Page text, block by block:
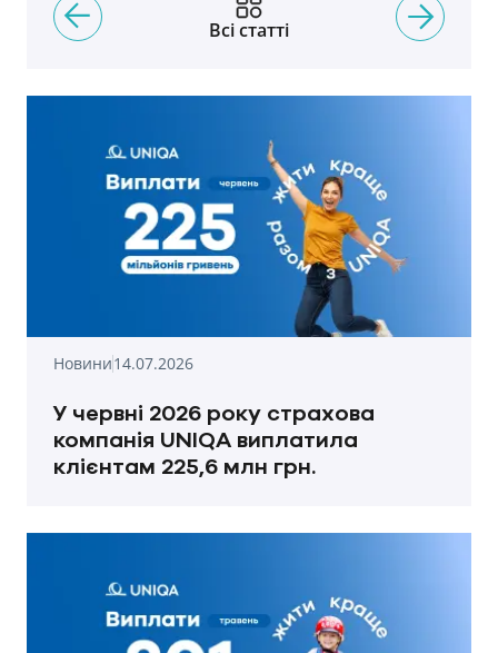
Всі статті
Новини14.07.2026
У червні 2026 року страхова
компанія UNIQA виплатила
клієнтам 225,6 млн грн.